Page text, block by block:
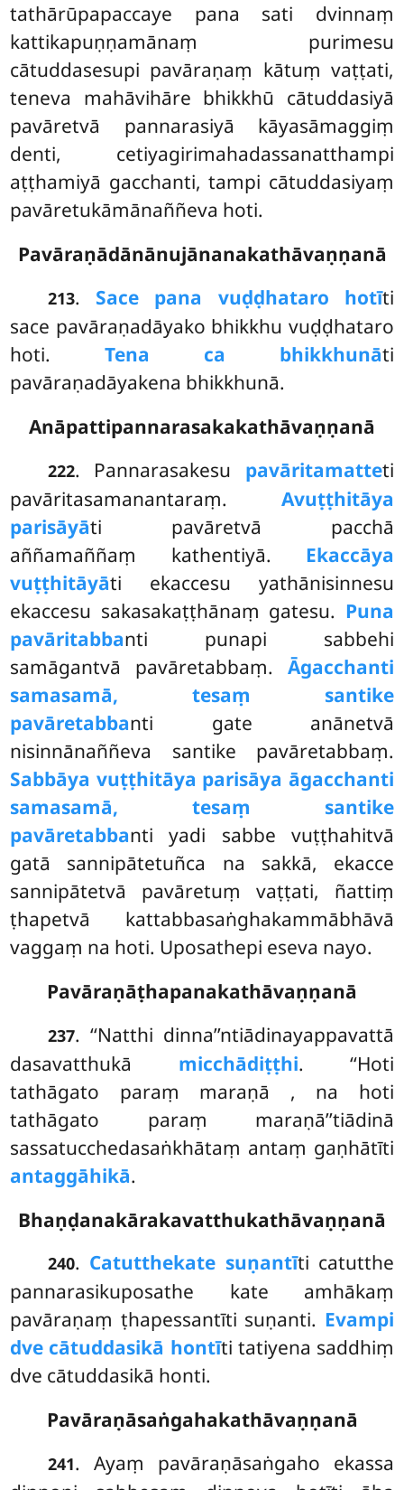
tathārūpapaccaye pana sati dvinnaṃ
kattikapuṇṇamānaṃ purimesu
cātuddasesupi pavāraṇaṃ kātuṃ vaṭṭati,
teneva mahāvihāre bhikkhū cātuddasiyā
pavāretvā pannarasiyā kāyasāmaggiṃ
denti, cetiyagirimahadassanatthampi
aṭṭhamiyā gacchanti, tampi cātuddasiyaṃ
pavāretukāmānaññeva hoti.
Pavāraṇādānānujānanakathāvaṇṇanā
213. Sace pana vuḍḍhataro hotīti
sace pavāraṇadāyako bhikkhu vuḍḍhataro
hoti.Tena ca bhikkhunāti
pavāraṇadāyakena bhikkhunā.
Anāpattipannarasakakathāvaṇṇanā
222. Pannarasakesu pavāritamatteti
pavāritasamanantaraṃ. Avuṭṭhitāya
parisāyāti pavāretvā pacchā
aññamaññaṃ kathentiyā. Ekaccāya
vuṭṭhitāyāti ekaccesu yathānisinnesu
ekaccesu sakasakaṭṭhānaṃ gatesu. Puna
pavāritabbanti punapi sabbehi
samāgantvā pavāretabbaṃ. Āgacchanti
samasamā, tesaṃ santike
pavāretabbanti gate anānetvā
nisinnānaññeva santike pavāretabbaṃ.
Sabbāya vuṭṭhitāya parisāya āgacchanti
samasamā, tesaṃ santike
pavāretabbanti yadi sabbe vuṭṭhahitvā
gatā sannipātetuñca na sakkā, ekacce
sannipātetvā pavāretuṃ vaṭṭati, ñattiṃ
ṭhapetvā kattabbasaṅghakammābhāvā
vaggaṃ na hoti. Uposathepi eseva nayo.
Pavāraṇāṭhapanakathāvaṇṇanā
237. ‘‘Natthi dinna’’ntiādinayappavattā
dasavatthukā micchādiṭṭhi. ‘‘Hoti
tathāgato paraṃ maraṇā , na hoti
tathāgato paraṃ maraṇā’’tiādinā
sassatucchedasaṅkhātaṃ antaṃ gaṇhātīti
antaggāhikā.
Bhaṇḍanakārakavatthukathāvaṇṇanā
240. Catutthekate suṇantīti catutthe
pannarasikuposathe kate amhākaṃ
pavāraṇaṃ ṭhapessantīti suṇanti. Evampi
dve cātuddasikā hontīti tatiyena saddhiṃ
dve cātuddasikā honti.
Pavāraṇāsaṅgahakathāvaṇṇanā
241. Ayaṃ pavāraṇāsaṅgaho ekassa